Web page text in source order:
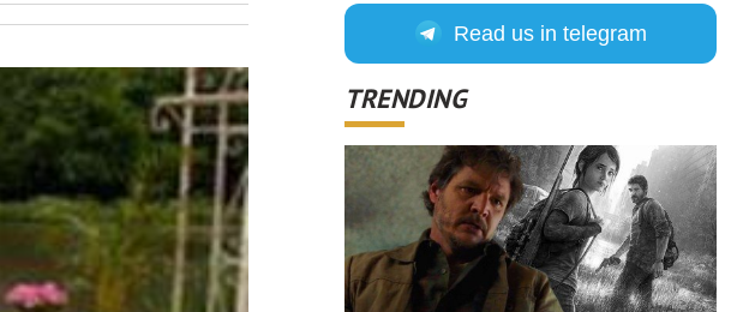
Read us in telegram
TRENDING